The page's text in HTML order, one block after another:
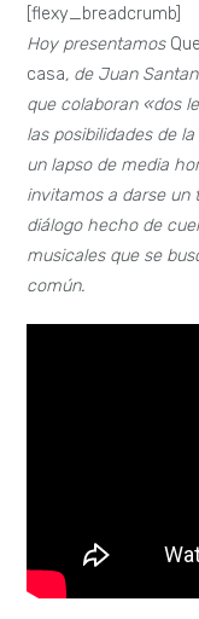
[flexy_breadcrumb]
Hoy presentamos
casa, de Juan
que colaboran «dos
las posibilidades de
un lapso de media
invitamos a darse un
diálogo hecho de
musicales que se
común.